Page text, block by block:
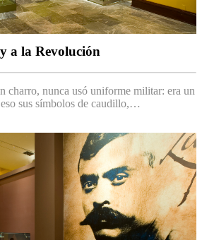
a la Revolución
charro, nunca usó uniforme militar: era un
sus símbolos de caudillo,…